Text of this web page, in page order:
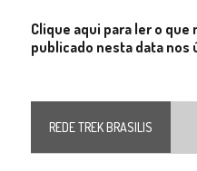
Clique aqui para ler o que
publicado nesta data nos
REDE TREK BRASILIS